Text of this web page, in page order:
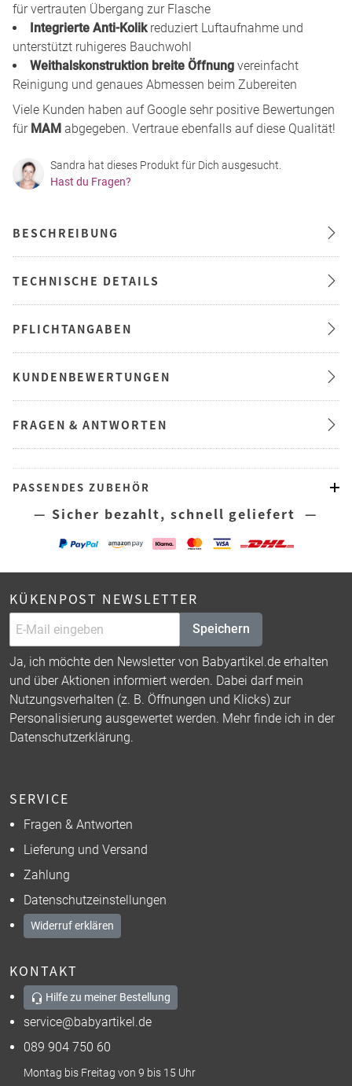
für vertrauten Übergang zur Flasche
Integrierte Anti-Kolikreduziert Luftaufnahme und
unterstützt ruhigeres Bauchwohl
Weithalskonstruktion breite Öffnung vereinfacht
Reinigung und genaues Abmessen beim Zubereiten
Viele Kunden haben auf Google sehr positive Bewertungen
für MAM abgegeben. Vertraue ebenfalls auf diese Qualität!
Sandra hat dieses Produkt für Dich ausgesucht.
Hast du Fragen?
BESCHREIBUNG
TECHNISCHE DETAILS
PFLICHTANGABEN
KUNDENBEWERTUNGEN
FRAGEN & ANTWORTEN
PASSENDES ZUBEHÖR
— Sicher bezahlt, schnell geliefert —
KÜKENPOST NEWSLETTER
Speichern
Ja, ich möchte den Newsletter von Babyartikel.de erhalten
und über Aktionen informiert werden. Dabei darf mein
Nutzungsverhalten (z. B. Öffnungen und Klicks) zur
Personalisierung ausgewertet werden. Mehr finde ich in der
Datenschutzerklärung.
SERVICE
Fragen & Antworten
Lieferung und Versand
Zahlung
Datenschutzeinstellungen
Widerruf erklären
KONTAKT
Hilfe zu meiner Bestellung
service@babyartikel.de
089 904 750 60
Montag bis Freitag von 9 bis 15 Uhr